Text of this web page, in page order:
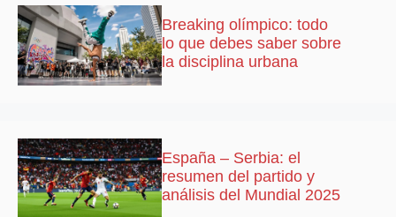
Breaking olímpico: todo
lo que debes saber sobre
la disciplina urbana
España – Serbia: el
resumen del partido y
análisis del Mundial 2025